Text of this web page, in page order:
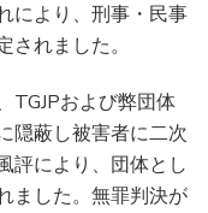
により、刑事・民事
れました。
TGJPおよび弊団体
隠蔽し被害者に二次
評により、団体とし
ました。無罪判決が